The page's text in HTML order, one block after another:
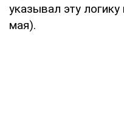
указывал эту
мая).